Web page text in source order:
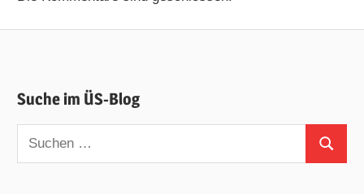
Suche im ÜS-Blog
Suchen
nach:
Suchen